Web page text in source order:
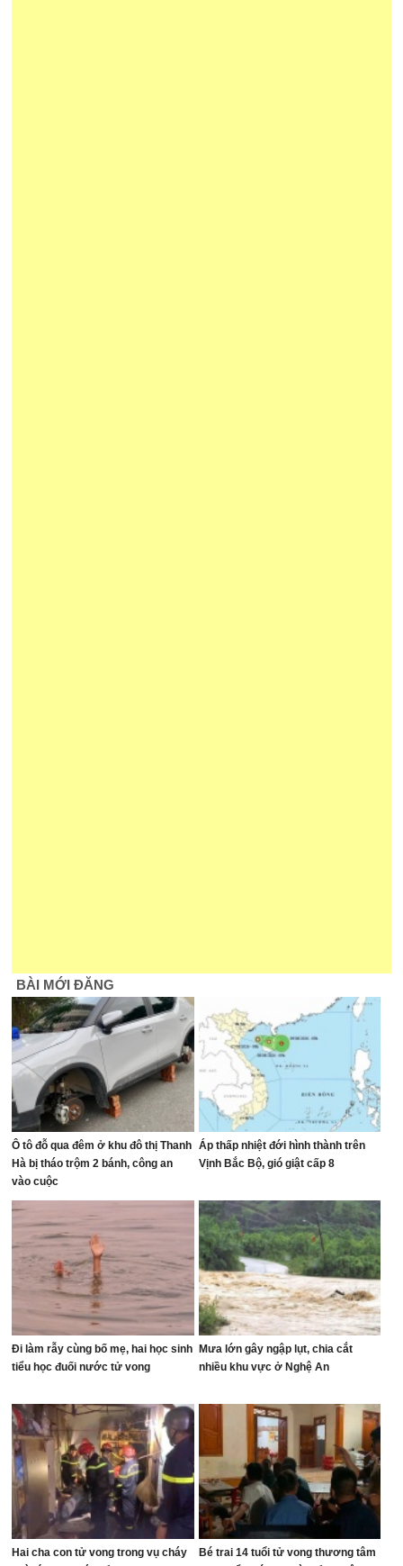
BÀI MỚI ĐĂNG
Ô tô đỗ qua đêm ở khu đô thị Thanh
Hà bị tháo trộm 2 bánh, công an
vào cuộc
Áp thấp nhiệt đới hình thành trên
Vịnh Bắc Bộ, gió giật cấp 8
Đi làm rẫy cùng bố mẹ, hai học sinh
tiểu học đuối nước tử vong
Mưa lớn gây ngập lụt, chia cắt
nhiều khu vực ở Nghệ An
Hai cha con tử vong trong vụ cháy
Bé trai 14 tuổi tử vong thương tâm